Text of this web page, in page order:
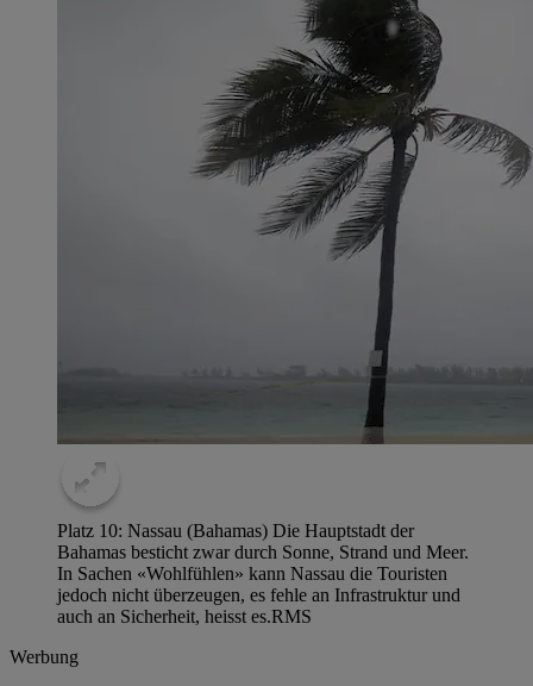
Platz 10: Nassau (Bahamas) Die Hauptstadt der
Bahamas besticht zwar durch Sonne, Strand und Meer.
In Sachen «Wohlfühlen» kann Nassau die Touristen
jedoch nicht überzeugen, es fehle an Infrastruktur und
auch an Sicherheit, heisst es.RMS
Werbung